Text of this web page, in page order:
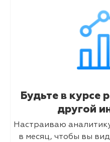
Будьте в курсе
другой
Настраиваю
в месяц, чтобы вы